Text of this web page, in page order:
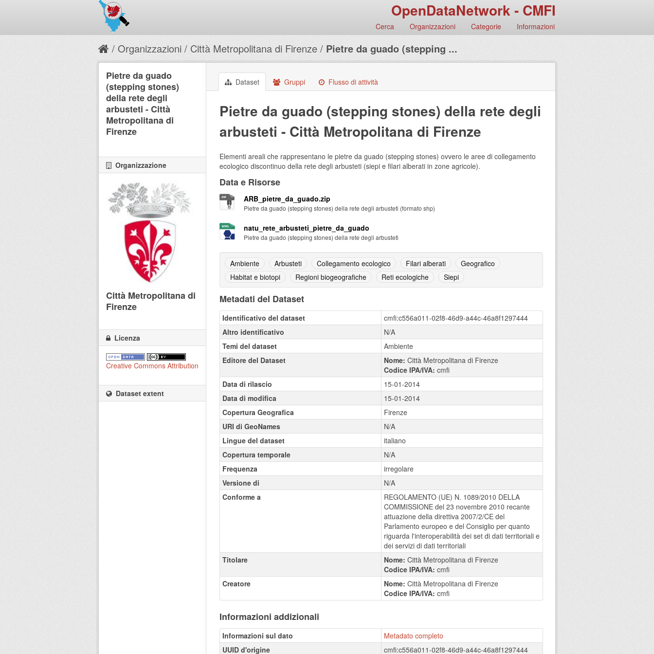
OpenDataNetwork - CMFI
Cerca Organizzazioni Categorie Informazioni
Organizzazioni Città Metropolitana di Firenze Pietre da guado (stepping ...
Dataset Gruppi Flusso di attività
Pietre da guado (stepping stones) della rete degli
arbusteti - Città Metropolitana di Firenze
Elementi areali che rappresentano le pietre da guado (stepping stones) ovvero le aree di collegamento
ecologico discontinuo della rete degli arbusteti (siepi e filari alberati in zone agricole).
Data e Risorse
ARB_pietre_da_guado.zip
Pietre da guado (stepping stones) della rete degli arbusteti (formato shp)
natu_rete_arbusteti_pietre_da_guado
Pietre da guado (stepping stones) della rete degli arbusteti
Ambiente Arbusteti Collegamento ecologico Filari alberati
Geografico
Habitat e biotopi
Regioni biogeografiche Reti ecologiche Siepi
Metadati del Dataset
Identificativo del dataset
cmfi:c556a011-02f8-46d9-a44c-46a8f1297444
Altro identificativo
N/A
Temi del dataset
Ambiente
Editore del Dataset
Nome: Città Metropolitana di Firenze
Codice IPA/IVA: cmfi
Data di rilascio
15-01-2014
Data di modifica
15-01-2014
Copertura Geografica
Firenze
URI di GeoNames
N/A
Lingue del dataset
italiano
Copertura temporale
N/A
Frequenza
irregolare
Versione di
N/A
Conforme a
REGOLAMENTO (UE) N. 1089/2010 DELLA
COMMISSIONE del 23 novembre 2010 recante
attuazione della direttiva 2007/2/CE del
Parlamento europeo e del Consiglio per quanto
riguarda l'interoperabilità dei set di dati territoriali e
dei servizi di dati territoriali
Titolare
Nome: Città Metropolitana di Firenze
Codice IPA/IVA: cmfi
Creatore
Nome: Città Metropolitana di Firenze
Codice IPA/IVA: cmfi
Informazioni addizionali
Informazioni sul dato
Metadato completo
UUID d'origine
cmfi:c556a011-02f8-46d9-a44c-46a8f1297444
Pietre da guado
(stepping stones)
della rete degli
arbusteti - Città
Metropolitana di
Firenze
Organizzazione
Città Metropolitana di
Firenze
Licenza
Creative Commons Attribution
Dataset extent